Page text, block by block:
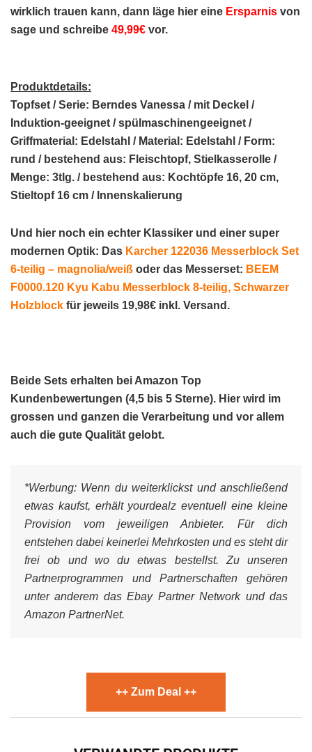
wirklich trauen kann, dann läge hier eine Ersparnis von
sage und schreibe 49,99€ vor.
Produktdetails:
Topfset / Serie: Berndes Vanessa / mit Deckel /
Induktion-geeignet / spülmaschinengeeignet /
Griffmaterial: Edelstahl / Material: Edelstahl / Form:
rund / bestehend aus: Fleischtopf, Stielkasserolle /
Menge: 3tlg. / bestehend aus: Kochtöpfe 16, 20 cm,
Stieltopf 16 cm / Innenskalierung
Und hier noch ein echter Klassiker und einer super
modernen Optik: Das Karcher 122036 Messerblock Set
6-teilig – magnolia/weiß oder das Messerset: BEEM
F0000.120 Kyu Kabu Messerblock 8-teilig, Schwarzer
Holzblock für jeweils 19,98€ inkl. Versand .
Beide Sets erhalten bei Amazon Top
Kundenbewertungen (4,5 bis 5 Sterne). Hier wird im
grossen und ganzen die Verarbeitung und vor allem
auch die gute Qualität gelobt.
*Werbung: Wenn du weiterklickst und anschließend
etwas kaufst, erhält yourdealz eventuell eine kleine
Provision vom jeweiligen Anbieter. Für dich
entstehen dabei keinerlei Mehrkosten und es steht dir
frei ob und wo du etwas bestellst. Zu unseren
Partnerprogrammen und Partnerschaften gehören
unter anderem das Ebay Partner Network und das
Amazon PartnerNet.
++ Zum Deal ++